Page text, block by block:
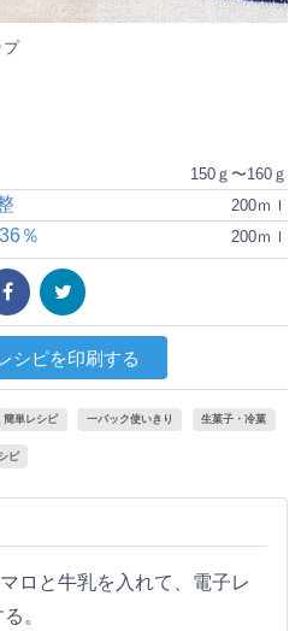
プ
150ｇ〜160ｇ
200ｍｌ
200ｍｌ
％
シピを印刷する
簡単レシピ 一パック使いきり 生菓子・冷菓
ピ
ロと牛乳を入れて、電子レ
。